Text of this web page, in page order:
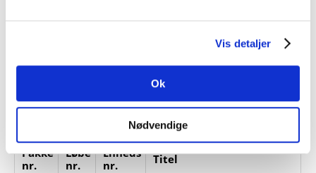
Vis detaljer
Ok
Nødvendige
fonde:
Personer:
ARKIVFONDEN INDEHOLDER NEDENSTÅENDE
Pakke
nr.
Løbe
nr.
Enheds
nr.
Titel